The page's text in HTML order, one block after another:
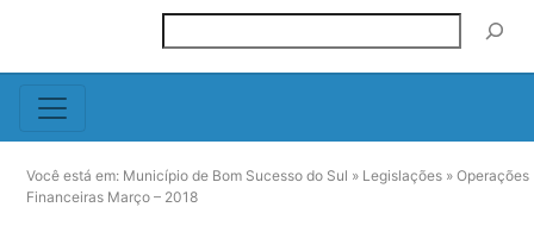
Você está em: Município de Bom Sucesso do Sul » Legislações » Operações
Financeiras Março – 2018